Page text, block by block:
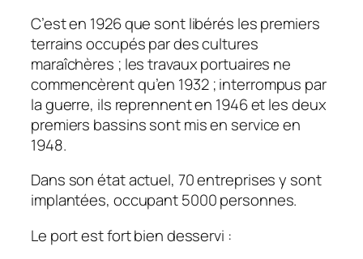
C’est en 1926 que sont libérés les premiers
terrains occupés par des cultures
maraîchères ; les travaux portuaires ne
commencèrent qu’en 1932 ; interrompus par
la guerre, ils reprennent en 1946 et les deux
premiers bassins sont mis en service en
1948.
Dans son état actuel, 70 entreprises y sont
implantées, occupant 5000 personnes.
Le port est fort bien desservi :